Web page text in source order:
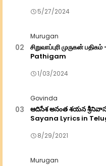
5/27/2024
Murugan
சிறுவாப்புரி முருகன்
Pathigam
1/03/2024
Govinda
ఆదిసేశ అనంత శయన
Sayana Lyrics in
8/29/2021
Murugan